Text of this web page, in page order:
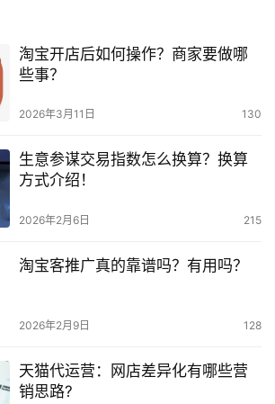
淘宝开店后如何操作？商家要做哪
些事？
2026年3月11日 130
生意参谋交易指数怎么换算？换算
方式介绍！
2026年2月6日 215
淘宝客推广真的靠谱吗？有用吗？
2026年2月9日 128
天猫代运营：网店差异化有哪些营
销思路?